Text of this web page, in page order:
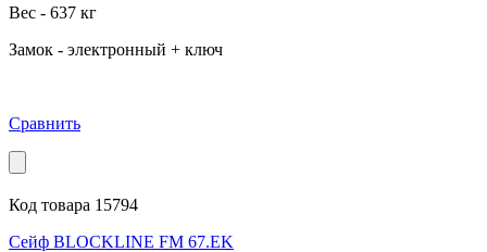
Вес - 637 кг
Замок - электронный + ключ
Сравнить
Код товара 15794
Сейф BLOCKLINE FM 67.EK